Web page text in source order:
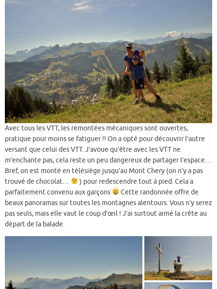
Avec tous les VTT, les remontées mécaniques sont ouvertes,
pratique pour moins se fatiguer !! On a opté pour découvrir l’autre
versant que celui des VTT. J’avoue qu’être avec les VTT ne
m’enchante pas, cela reste un peu dangereux de partager l’espace…
Bref, on est monté en télésiège jusqu’au Mont Chery (on n’y a pas
trouvé de chocolat…
) pour redescendre tout à pied. Cela a
parfaitement convenu aux garçons
Cette randonnée offre de
beaux panoramas sur toutes les montagnes alentours. Vous n’y serez
pas seuls, mais elle vaut le coup d’œil ! J’ai surtout aimé la crête au
départ de la balade.